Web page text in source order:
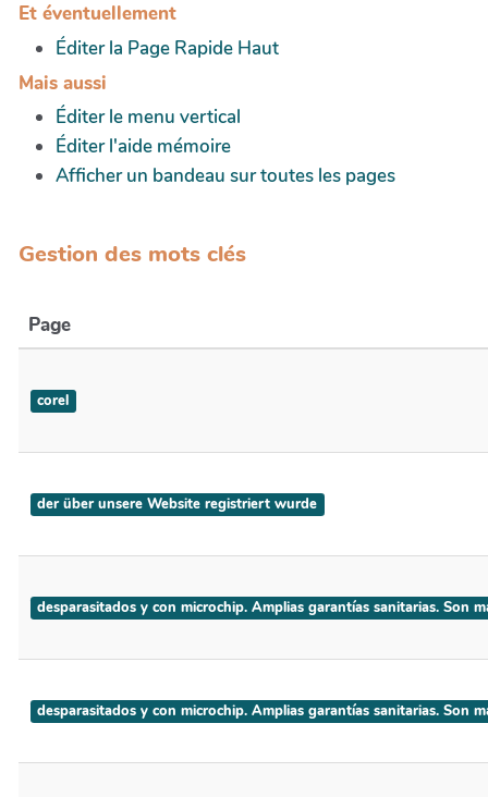
Et éventuellement
Éditer la Page Rapide Haut
Mais aussi
Éditer le menu vertical
Éditer l'aide mémoire
Afficher un bandeau sur toutes les pages
Gestion des mots clés
Page
corel
der über unsere Website registriert wurde
desparasitados y con microchip. Amplias garantías sanitarias. Son
desparasitados y con microchip. Amplias garantías sanitarias. Son